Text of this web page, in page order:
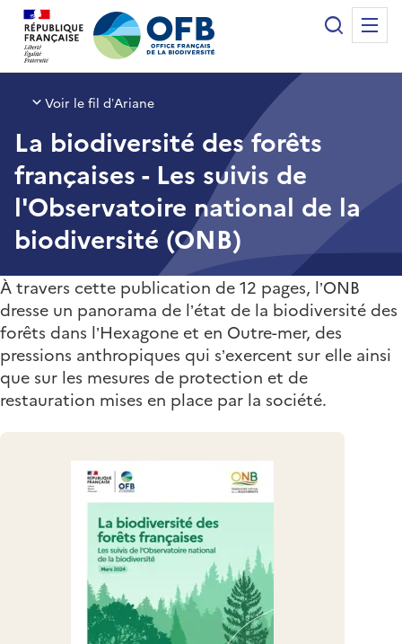
Office français de la biodiversité
Recherche
Voir le fil d’Ariane
La biodiversité des forêts
françaises - Les suivis de
l'Observatoire national de la
biodiversité (ONB)
À travers cette publication de 12 pages, l’ONB
dresse un panorama de l’état de la biodiversité des
forêts dans l’Hexagone et en Outre-mer, des
pressions anthropiques qui s’exercent sur elle ainsi
que sur les mesures de protection et de
restauration mises en place par la société.
Panneau de gestion des cookies